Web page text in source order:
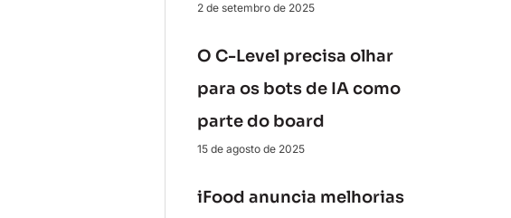
2 de setembro de 2025
O C-Level precisa olhar
para os bots de IA como
parte do board
15 de agosto de 2025
iFood anuncia melhorias